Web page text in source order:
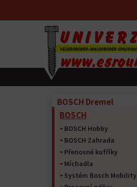
BOSCH Dremel
BOSCH
BOSCH Hobby
BOSCH Zahrada
Přenosné kufříky
Míchadla
Systém Bosch Mobility